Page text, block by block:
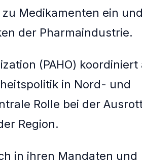
Medikamenten ein und
der Pharmaindustrie.
(PAHO) koordiniert
in Nord- und
Rolle bei der
Region.
in ihren Mandaten und